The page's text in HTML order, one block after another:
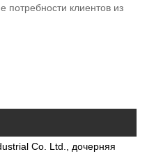
клиентов из
Co. Ltd., дочерняя